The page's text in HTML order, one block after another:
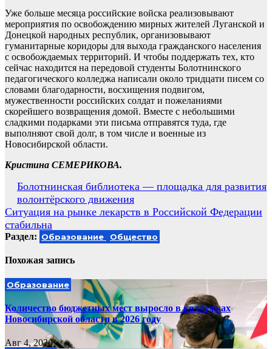
Уже больше месяца российские войска реализовывают
мероприятия по освобождению мирных жителей Луганской и
Донецкой народных республик, организовывают
гуманитарные коридоры для выхода гражданского населения
с освобождаемых территорий. И чтобы поддержать тех, кто
сейчас находится на передовой студенты Болотнинского
педагогического колледжа написали около тридцати писем со
словами благодарности, восхищения подвигом,
мужественности российских солдат и пожеланиями
скорейшего возвращения домой. Вместе с небольшими
сладкими подарками эти письма отправятся туда, где
выполняют свой долг, в том числе и военные из
Новосибирской области.
Кристина СЕМЕРИКОВА.
Навигация
по
записям
Болотнинская библиотека — площадка для развития
волонтёрского движения
Ситуация на рынке лекарств в Российской Федерации
стабильна
Раздел: Образование Общество
Похожая запись
Образование
Количество бюджетных мест выросло в колледжах
Новосибирской области в 2026 году
Авг 4, 2026